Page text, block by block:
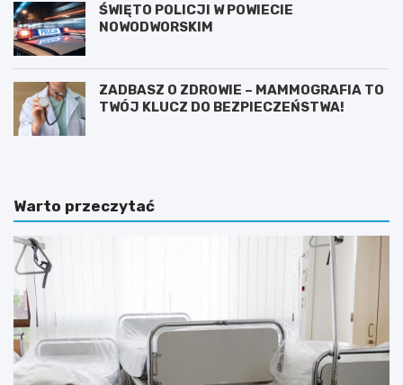
ŚWIĘTO POLICJI W POWIECIE
NOWODWORSKIM
ZADBASZ O ZDROWIE – MAMMOGRAFIA TO
TWÓJ KLUCZ DO BEZPIECZEŃSTWA!
Warto przeczytać